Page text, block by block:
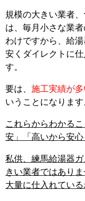
規模の大きい業者
は、毎月小さな業
わけですから、給
安くダイレクトに
す。
要は、施工実績が
いうことになります
これらからわかる
安」「高いから安心
私供、練馬給湯器
きい業者ではあり
大量に仕入れている